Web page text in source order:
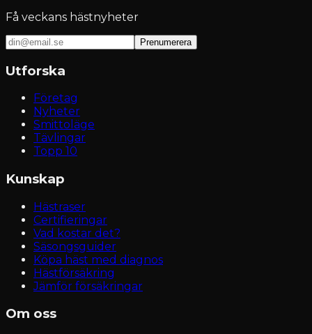
Få veckans hästnyheter
Prenumerera
Utforska
Företag
Nyheter
Smittoläge
Tävlingar
Topp 10
Kunskap
Hästraser
Certifieringar
Vad kostar det?
Säsongsguider
Köpa häst med diagnos
Hästförsäkring
Jämför försäkringar
Om oss